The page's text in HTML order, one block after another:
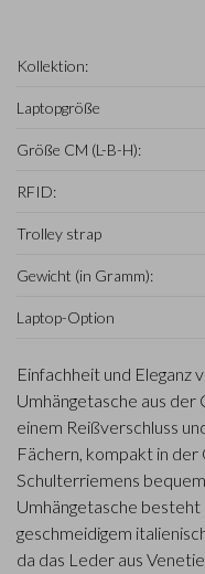
Kollektion:
Laptopgröße
Größe CM (L-B-H):
RFID:
Trolley strap
Gewicht (in Gramm):
Laptop-Option
Einfachheit und Eleganz
Umhängetasche aus
einem Reißverschluss
Fächern, kompakt in
Schulterriemens
Umhängetasche
geschmeidigem
da das Leder aus